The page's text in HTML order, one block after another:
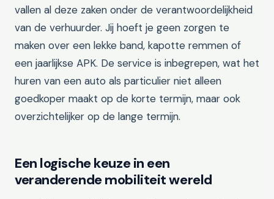
vallen al deze zaken onder de verantwoordelijkheid
van de verhuurder. Jij hoeft je geen zorgen te
maken over een lekke band, kapotte remmen of
een jaarlijkse APK. De service is inbegrepen, wat het
huren van een auto als particulier niet alleen
goedkoper maakt op de korte termijn, maar ook
overzichtelijker op de lange termijn.
Een logische keuze in een
veranderende mobiliteit wereld